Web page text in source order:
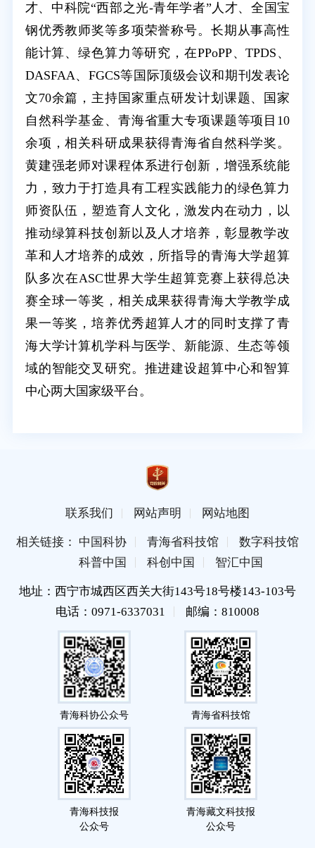
才、中科院“西部之光-青年学者”人才、全国宝
钢优秀教师奖等多项荣誉称号。长期从事高性
能计算、绿色算力等研究，在PPoPP、TPDS、
DASFAA、FGCS等国际顶级会议和期刊发表论
文70余篇，主持国家重点研发计划课题、国家
自然科学基金、青海省重大专项课题等项目10
余项，相关科研成果获得青海省自然科学奖。
黄建强老师对课程体系进行创新，增强系统能
力，致力于打造具有工程实践能力的绿色算力
师资队伍，塑造育人文化，激发内在动力，以
推动绿算科技创新以及人才培养，彰显教学改
革和人才培养的成效，所指导的青海大学超算
队多次在ASC世界大学生超算竞赛上获得总决
赛全球一等奖，相关成果获得青海大学教学成
果一等奖，培养优秀超算人才的同时支撑了青
海大学计算机学科与医学、新能源、生态等领
域的智能交叉研究。推进建设超算中心和智算
中心两大国家级平台。
联系我们 网站声明 网站地图
相关链接： 中国科协 青海省科技馆
数字科技馆
科普中国
科创中国 智汇中国
地址：西宁市城西区西关大街143号18号楼143-103号
电话：0971-6337031
邮编：810008
青海科协公众号 青海省科技馆
青海科技报
公众号
青海藏文科技报
公众号